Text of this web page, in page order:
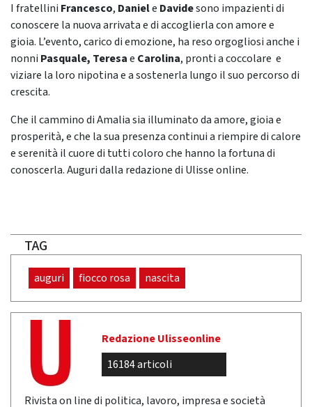
I fratellini Francesco, Daniele Davidesono impazienti di
conoscere la nuova arrivata e di accoglierla con amore e
gioia. L’evento, carico di emozione, ha reso orgogliosi anche i
nonni Pasquale, Teresae Carolina, pronti a coccolare e
viziare la loro nipotina e a sostenerla lungo il suo percorso di
crescita.
Che il cammino di Amalia sia illuminato da amore, gioia e
prosperità, e che la sua presenza continui a riempire di calore
e serenità il cuore di tutti coloro che hanno la fortuna di
conoscerla. Auguri dalla redazione di Ulisse online.
TAG
auguri fiocco rosa nascita
Redazione Ulisseonline
16184 articoli
Rivista on line di politica, lavoro, impresa e società